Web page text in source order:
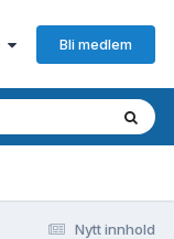
Bli medlem
Nytt innhold